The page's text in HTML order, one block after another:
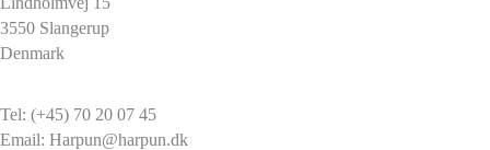
3550 Slangerup
Denmark
Tel: (+45) 70 20 07 45
Email: Harpun@harpun.dk